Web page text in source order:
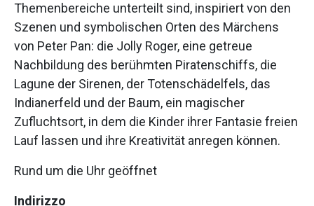
Themenbereiche unterteilt sind, inspiriert von den
Szenen und symbolischen Orten des Märchens
von Peter Pan: die Jolly Roger, eine getreue
Nachbildung des berühmten Piratenschiffs, die
Lagune der Sirenen, der Totenschädelfels, das
Indianerfeld und der Baum, ein magischer
Zufluchtsort, in dem die Kinder ihrer Fantasie freien
Lauf lassen und ihre Kreativität anregen können.
Rund um die Uhr geöffnet
Indirizzo